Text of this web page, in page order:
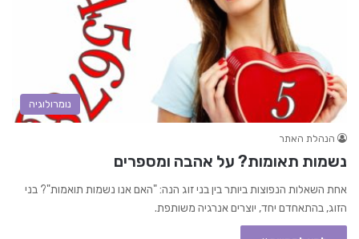
נומרולוגיה
הנהלת האתר
נשמות תאומות? על אהבה ומספרים
אחת השאלות הנפוצות ביותר בין בני זוג הנה: "האם אנו נשמות תואמות"? בני
הזוג, בהתאחדם יחד, יוצרים אנרגיה משותפת.